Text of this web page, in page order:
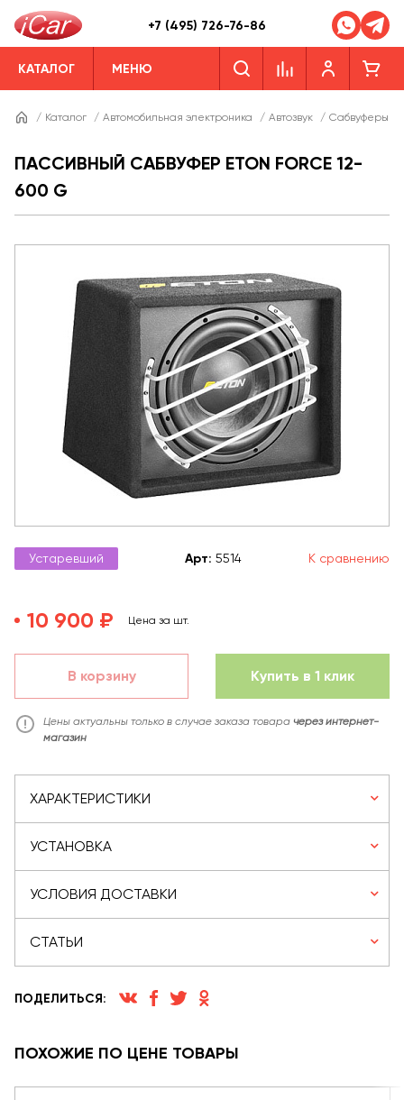
+7 (495) 726-76-86
КАТАЛОГ МЕНЮ
/ Каталог / Автомобильная электроника / Автозвук / Сабвуферы
ПАССИВНЫЙ САБВУФЕР ETON FORCE 12-
600 G
Устаревший Арт: 5514 К сравнению
10 900 ₽ Цена за шт.
В корзину Купить в 1 клик
Цены актуальны только в случае заказа товара через интернет-
магазин
ХАРАКТЕРИСТИКИ
УСТАНОВКА
УСЛОВИЯ ДОСТАВКИ
СТАТЬИ
ПОДЕЛИТЬСЯ:
ПОХОЖИЕ ПО ЦЕНЕ ТОВАРЫ